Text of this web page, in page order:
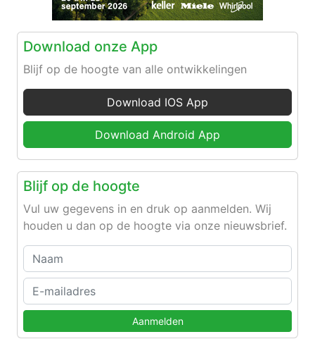
Download onze App
Blijf op de hoogte van alle ontwikkelingen
Download IOS App
Download Android App
Blijf op de hoogte
Vul uw gegevens in en druk op aanmelden. Wij
houden u dan op de hoogte via onze nieuwsbrief.
Aanmelden